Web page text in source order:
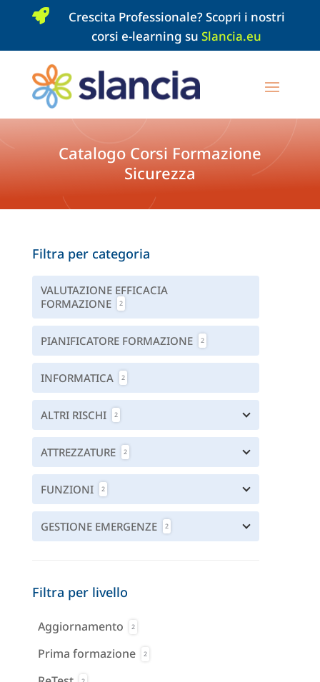

Crescita Professionale? Scopri i nostri
corsi e-learning suSlancia.eu
Catalogo Corsi Formazione
Sicurezza
Filtra per categoria
VALUTAZIONE EFFICACIA
FORMAZIONE
2
PIANIFICATORE FORMAZIONE 2
INFORMATICA 2
ALTRI RISCHI 2
ATTREZZATURE 2
FUNZIONI 2
GESTIONE EMERGENZE 2
Filtra per livello
Aggiornamento 2
Prima formazione 2